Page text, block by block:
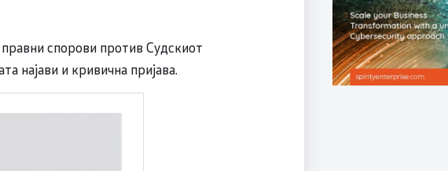
спорови против Судскиот
најави и кривична пријава.